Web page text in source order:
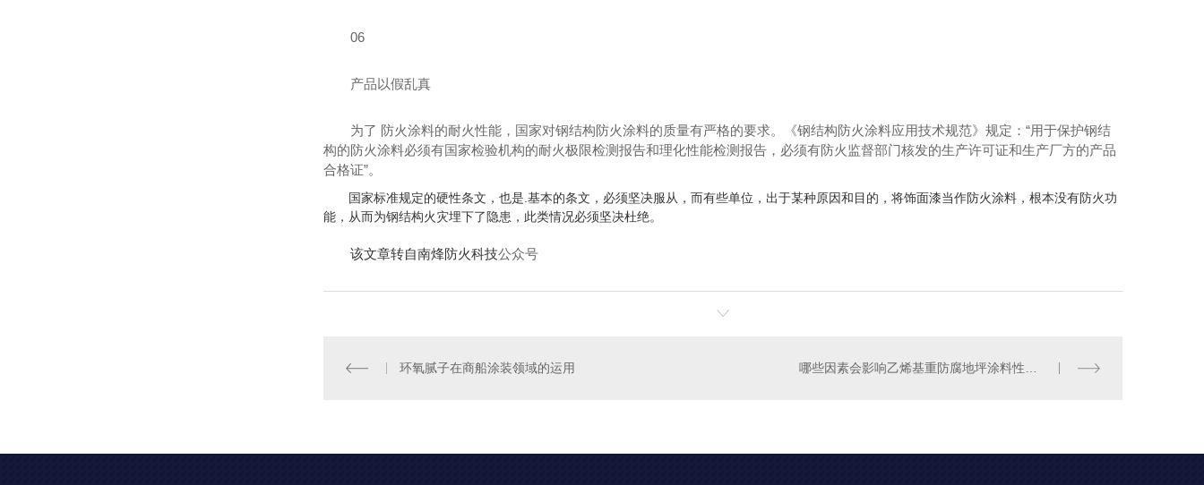
06
产品以假乱真
为了 防火涂料的耐火性能，国家对钢结构防火涂料的质量有严格的要求。《钢结构防火涂料应用技术规范》规定：“用于保护钢结
构的防火涂料必须有国家检验机构的耐火极限检测报告和理化性能检测报告，必须有防火监督部门核发的生产许可证和生产厂方的产品
合格证”。
国家标准规定的硬性条文，也是.基本的条文，必须坚决服从，而有些单位，出于某种原因和目的，将饰面漆当作防火涂料，根本没有防火功
能，从而为钢结构火灾埋下了隐患，此类情况必须坚决杜绝。
该文章转自南烽防火科技公众号
环氧腻子在商船涂装领域的运用 哪些因素会影响乙烯基重防腐地坪涂料性能？